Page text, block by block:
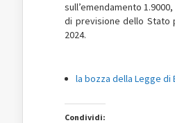
sull’emendamento
di previsione dello Stato
2024.
la bozza della Legge di
Condividi: